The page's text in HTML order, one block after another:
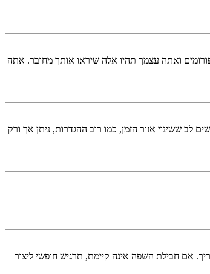
ואתה עצמך תהיו אלה שיראו אותך מחובר. אתה
לב ששינוי אזור הזמן, כמו רוב ההגדרות, ניתן אך ורק
חבילת השפה אינה קיימת, תרגיש חופשי ליצור